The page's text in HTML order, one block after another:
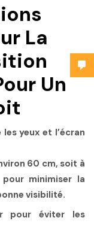
La
Un
yeux et l’écran
60 cm, soit à
minimiser la
visibilité.
pour éviter les